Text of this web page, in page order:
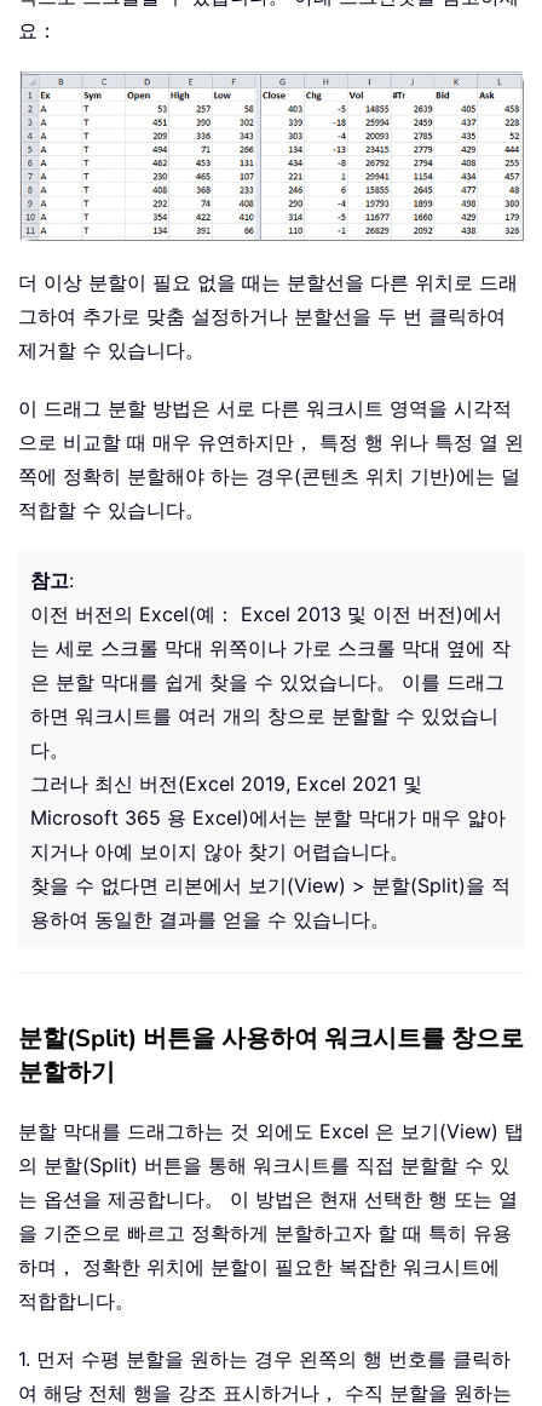
요：
더 이상 분할이 필요 없을 때는 분할선을 다른 위치로 드래
그하여 추가로 맞춤 설정하거나 분할선을 두 번 클릭하여
제거할 수 있습니다。
이 드래그 분할 방법은 서로 다른 워크시트 영역을 시각적
으로 비교할 때 매우 유연하지만， 특정 행 위나 특정 열 왼
쪽에 정확히 분할해야 하는 경우(콘텐츠 위치 기반)에는 덜
적합할 수 있습니다。
참고:
이전 버전의 Excel(예： Excel 2013 및 이전 버전)에서
는 세로 스크롤 막대 위쪽이나 가로 스크롤 막대 옆에 작
은 분할 막대를 쉽게 찾을 수 있었습니다。 이를 드래그
하면 워크시트를 여러 개의 창으로 분할할 수 있었습니
다。
그러나 최신 버전(Excel 2019, Excel 2021 및
Microsoft 365 용 Excel)에서는 분할 막대가 매우 얇아
지거나 아예 보이지 않아 찾기 어렵습니다。
찾을 수 없다면 리본에서 보기(View) > 분할(Split)을 적
용하여 동일한 결과를 얻을 수 있습니다。
분할(Split) 버튼을 사용하여 워크시트를 창으로
분할하기
분할 막대를 드래그하는 것 외에도 Excel 은 보기(View) 탭
의 분할(Split) 버튼을 통해 워크시트를 직접 분할할 수 있
는 옵션을 제공합니다。 이 방법은 현재 선택한 행 또는 열
을 기준으로 빠르고 정확하게 분할하고자 할 때 특히 유용
하며， 정확한 위치에 분할이 필요한 복잡한 워크시트에
적합합니다。
1. 먼저 수평 분할을 원하는 경우 왼쪽의 행 번호를 클릭하
여 해당 전체 행을 강조 표시하거나， 수직 분할을 원하는